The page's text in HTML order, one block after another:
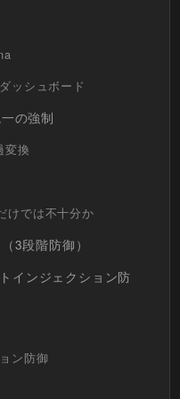
ッシュボード
の強制
変換
けでは不十分か
3段階防御）
インジェクション防
ン防御